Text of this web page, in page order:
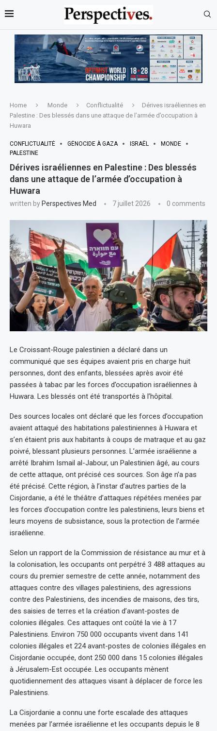
Home Monde Conflictualité
Dérives israéliennes en
Palestine : Des blessés dans une attaque de l’armée d’occupation à
Huwara
CONFLICTUALITÉ GÉNOCIDE À GAZA ISRAËL
MONDE
PALESTINE
Dérives israéliennes en Palestine : Des blessés
dans une attaque de l’armée d’occupation à
Huwara
written by Perspectives Med 7 juillet 2026 0 comments
Le Croissant-Rouge palestinien a déclaré dans un
communiqué que ses équipes avaient pris en charge huit
personnes, dont des enfants, blessées après avoir été
passées à tabac par les forces d’occupation israéliennes à
Huwara. Les blessés ont été transportés à l’hôpital.
Des sources locales ont déclaré que les forces d’occupation
avaient attaqué des habitations palestiniennes à Huwara et
s’en étaient pris aux habitants à coups de matraque et au gaz
poivré, blessant plusieurs personnes. L’armée israélienne a
arrêté Ibrahim Ismail al-Jabour, un Palestinien âgé, au cours
de cette attaque, ont précisé ces sources. Son âge n’a pas
été précisé. Cette région, à l’instar d’autres parties de la
Cisjordanie, a été le théâtre d’attaques répétées menées par
les forces d’occupation contre les palestiniens, leurs biens et
leurs moyens de subsistance, sous la protection de l’armée
israélienne.
Selon un rapport de la Commission de résistance au mur et à
la colonisation, les occupants ont perpétré 3 488 attaques au
cours du premier semestre de cette année, notamment des
attaques contre des villages palestiniens, des agressions
contre des Palestiniens, des incendies de maisons, des tirs,
des saisies de terres et la création d’avant-postes de
colonies illégales. Ces attaques ont coûté la vie à 17
Palestiniens. Environ 750 000 occupants vivent dans 141
colonies illégales et 224 avant-postes de colonies illégales en
Cisjordanie occupée, dont 250 000 dans 15 colonies illégales
à Jérusalem-Est occupée. Les occupants mènent
quotidiennement des attaques visant à déplacer de force les
Palestiniens.
La Cisjordanie a connu une forte escalade des attaques
menées par l’armée israélienne et les occupants depuis le 8